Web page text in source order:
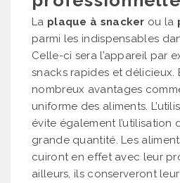
La plaque à snacker ou la
parmi les indispensables
Celle-ci sera l’appareil par
snacks rapides et délicieux.
nombreux avantages
uniforme des aliments.
évite également l’utilisation
grande quantité. Les
cuiront en effet avec leur
ailleurs, ils conserveront